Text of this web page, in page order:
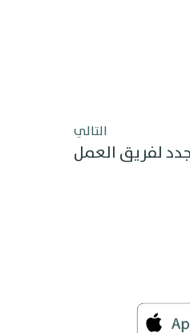
التالي
لفريق العمل